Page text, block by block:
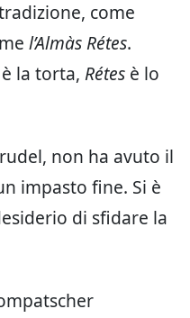
come
l’Almàs Rétes.
la torta, Rétes è lo
non ha avuto il
impasto fine. Si è
di sfidare la